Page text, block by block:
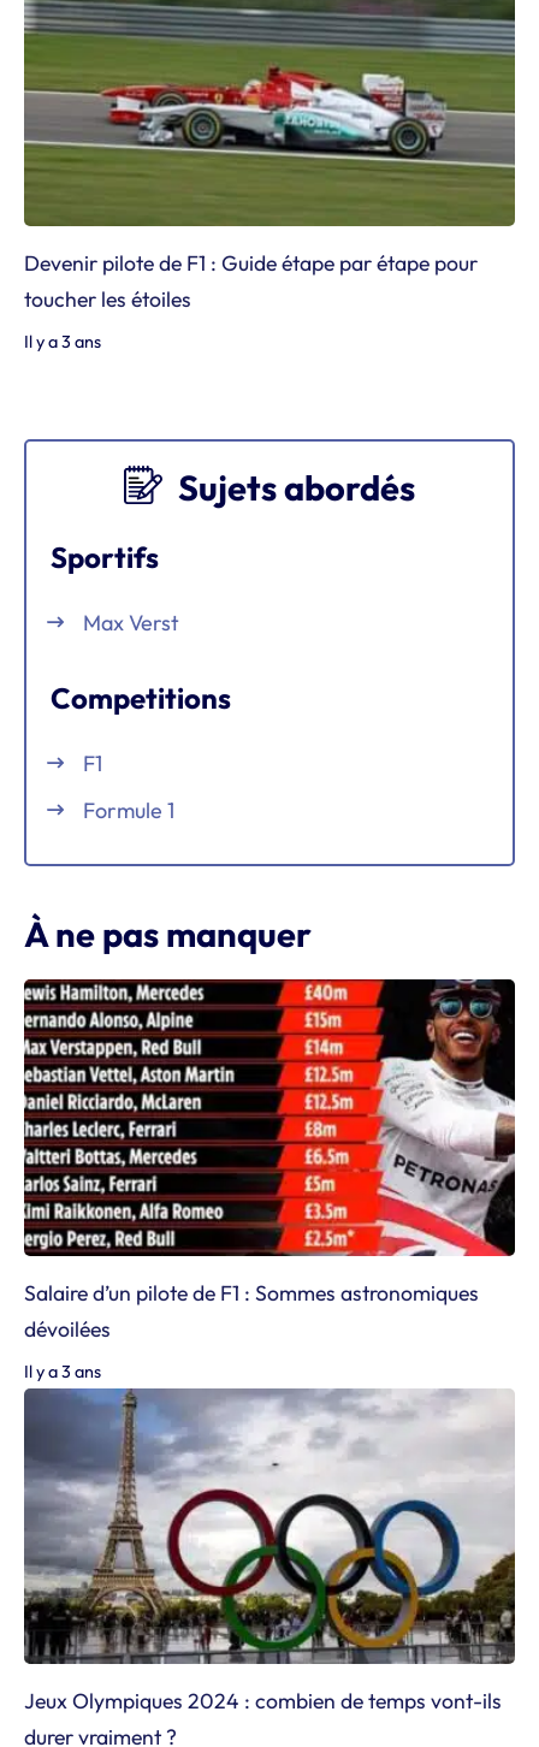
Devenir pilote de F1 : Guide étape par étape pour
toucher les étoiles
Il y a 3 ans
Sujets abordés
Sportifs
Max Verst
Competitions
F1
Formule 1
À ne pas manquer
Salaire d’un pilote de F1 : Sommes astronomiques
dévoilées
Il y a 3 ans
Jeux Olympiques 2024 : combien de temps vont-ils
durer vraiment ?